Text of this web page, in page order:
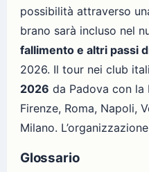
possibilità attraverso
brano sarà incluso nel
fallimento e altri passi
2026. Il tour nei club
2026 da Padova con la
Firenze, Roma, Napoli,
Milano.
Glossario